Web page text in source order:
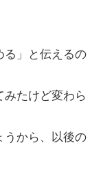
る」と伝えるの
たけど変わら
うから、以後の